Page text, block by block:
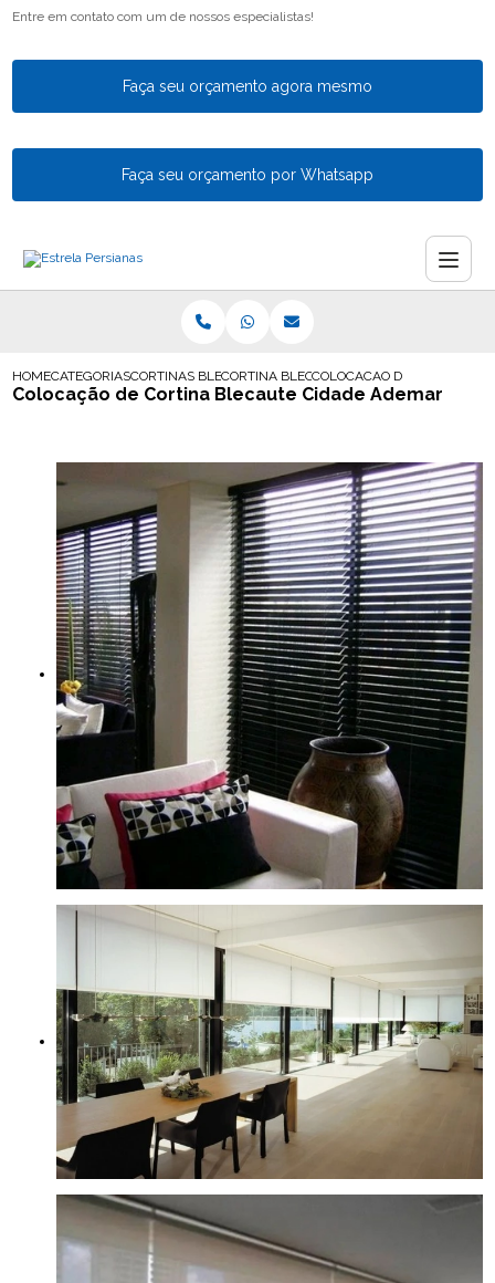
Entre em contato com um de nossos especialistas!
Faça seu orçamento agora mesmo
Faça seu orçamento por Whatsapp
HOMECATEGORIASCORTINAS BLECAUTECORTINA BLECAUTE AUTOMATICA
COLOCACAO DE CORTINA
Colocação de Cortina Blecaute Cidade Ademar